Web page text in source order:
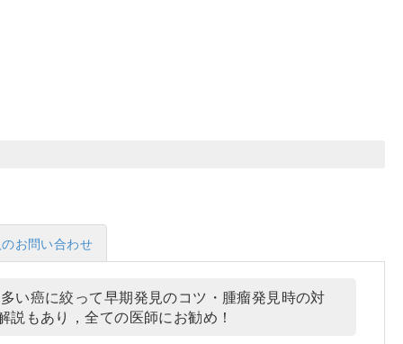
お問い合わせ
い癌に絞って早期発見のコツ・腫瘤発見時の対
もあり，全ての医師にお勧め！